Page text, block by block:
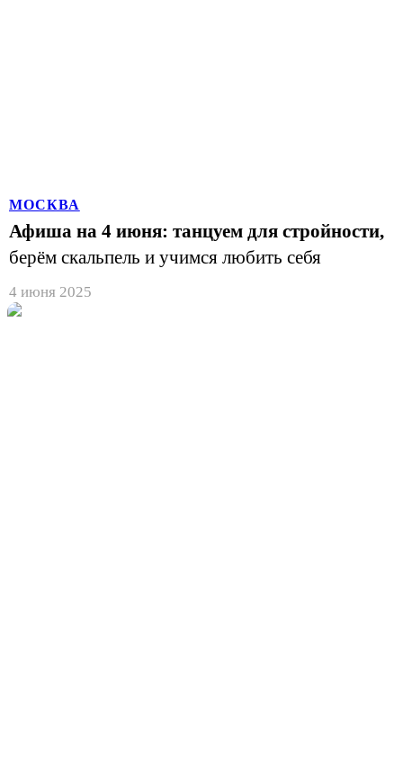
МОСКВА
Афиша на 4 июня: танцуем для стройности,
берём скальпель и учимся любить себя
4 июня 2025